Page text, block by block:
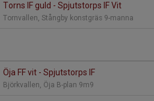
Torns IF guld - Spjutstorps IF Vit
Tornvallen, Stångby konstgräs 9-manna
Öja FF vit - Spjutstorps IF
Björkvallen, Öja B-plan 9m9